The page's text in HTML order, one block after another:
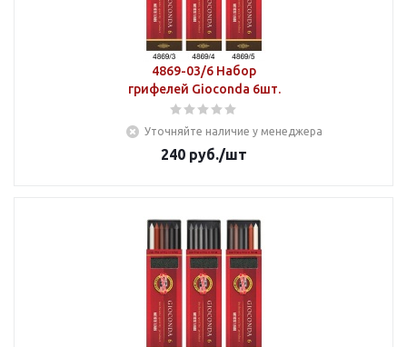
4869-03/6 Набор
грифелей Gioconda 6шт.
Уточняйте наличие у менеджера
240 руб./шт